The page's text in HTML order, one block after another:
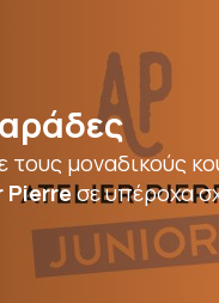
τους μοναδικούς
Pierreσε υπέροχα